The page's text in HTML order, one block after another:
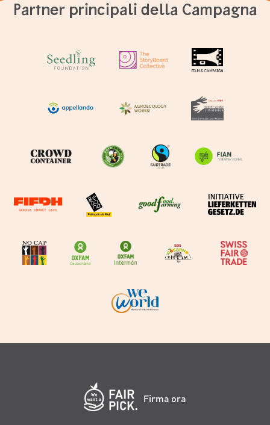
Partner principali della Campagna
Firma ora